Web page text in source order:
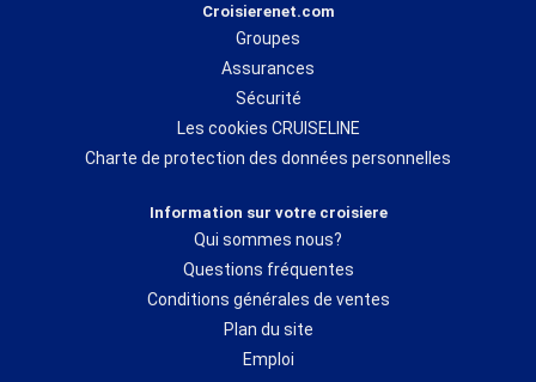
Croisierenet.com
Groupes
Assurances
Sécurité
Les cookies CRUISELINE
Charte de protection des données personnelles
Information sur votre croisiere
Qui sommes nous?
Questions fréquentes
Conditions générales de ventes
Plan du site
Emploi